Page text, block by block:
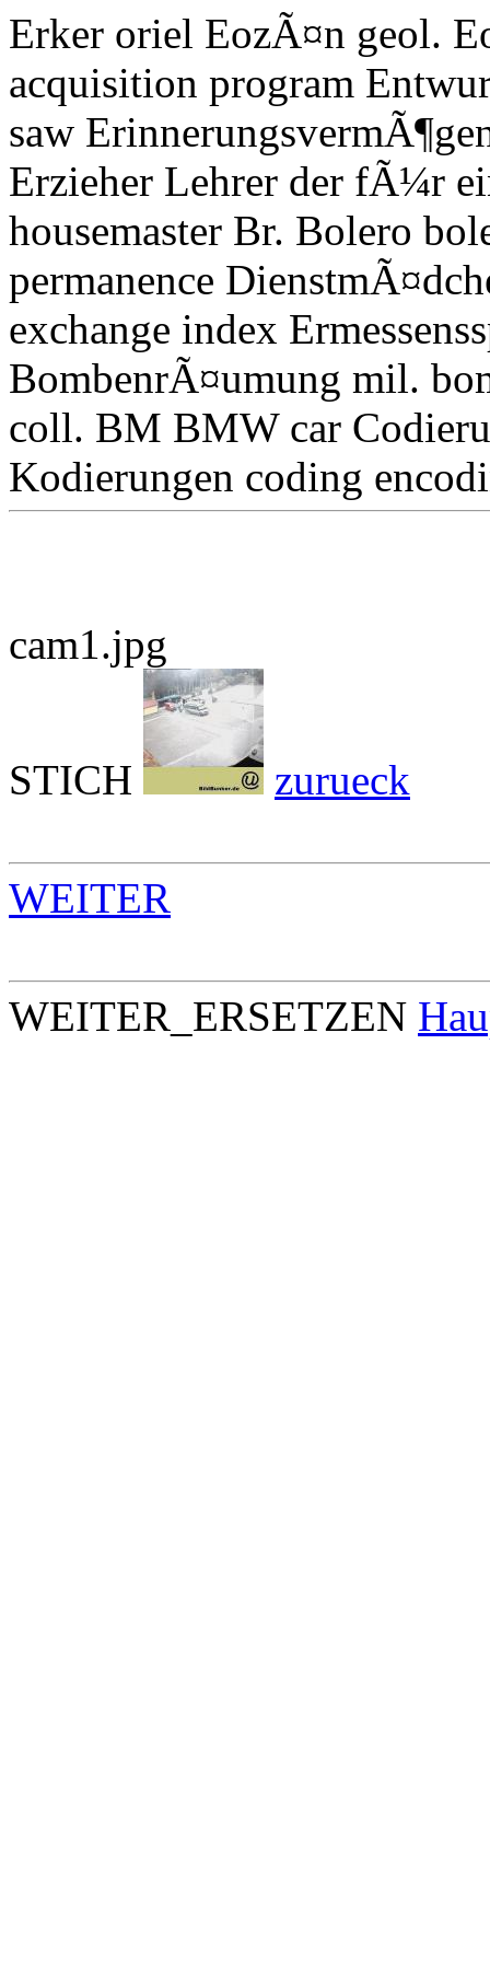
Erker oriel EozÃ¤n geol.
acquisition program
saw
Erzieher Lehrer der fÃ¼r
housemaster Br. Bolero
permanence
exchange index
BombenrÃ¤umung mil.
coll. BM BMW car
Kodierungen coding
cam1.jpg
STICH zurueck
WEITER
WEITER_ERSETZEN